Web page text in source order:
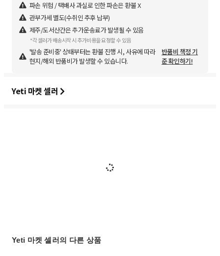
파손 위험 / 택배사 과실로 인한 파손은 환불 X
관부가세 별도(수취인 추후 납부)
제주/도서산간은 추가운송료가 발생될 수 있음
*각 셀러가 배송시작 시 추가비용을 요청할 수 있음
'발송 준비중' 상태부터는 환불 진행 시, 사유에 따라
현지/해외 반품비가 발생할 수 있습니다.
반품비 책정 기
준 확인하기!
Yeti 마켓 셀러
Yeti 마켓 셀러의 다른 상품